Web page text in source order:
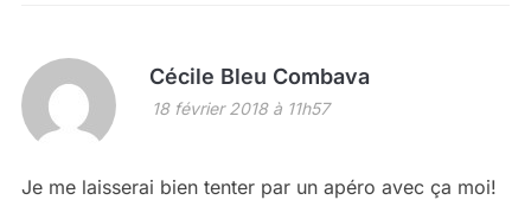
Cécile Bleu Combava
18 février 2018 à 11h57
Je me laisserai bien tenter par un apéro avec ça moi!